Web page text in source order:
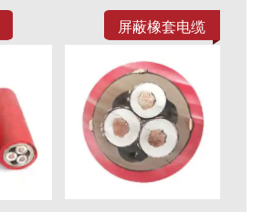
屏蔽橡套电缆